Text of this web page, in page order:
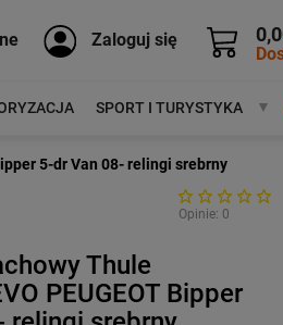
Zaloguj się
SPORT I TURYSTYKA
5-dr Van 08- relingi srebrny
Opinie: 0
Thule
PEUGEOT Bipper